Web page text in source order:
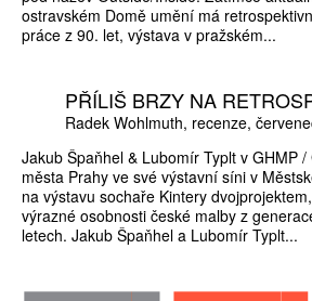
ostravském Domě umění má
práce z 90. let, výstava v pražském...
PŘÍLIŠ BRZY NA
Radek Wohlmuth recenze
Jakub Špaňhel & Lubomír Typlt v GHMP
města Prahy ve své výstavní síni v
na výstavu sochaře Kintery
výrazné osobnosti české malby z
letech. Jakub Špaňhel a Lubomír Typlt...